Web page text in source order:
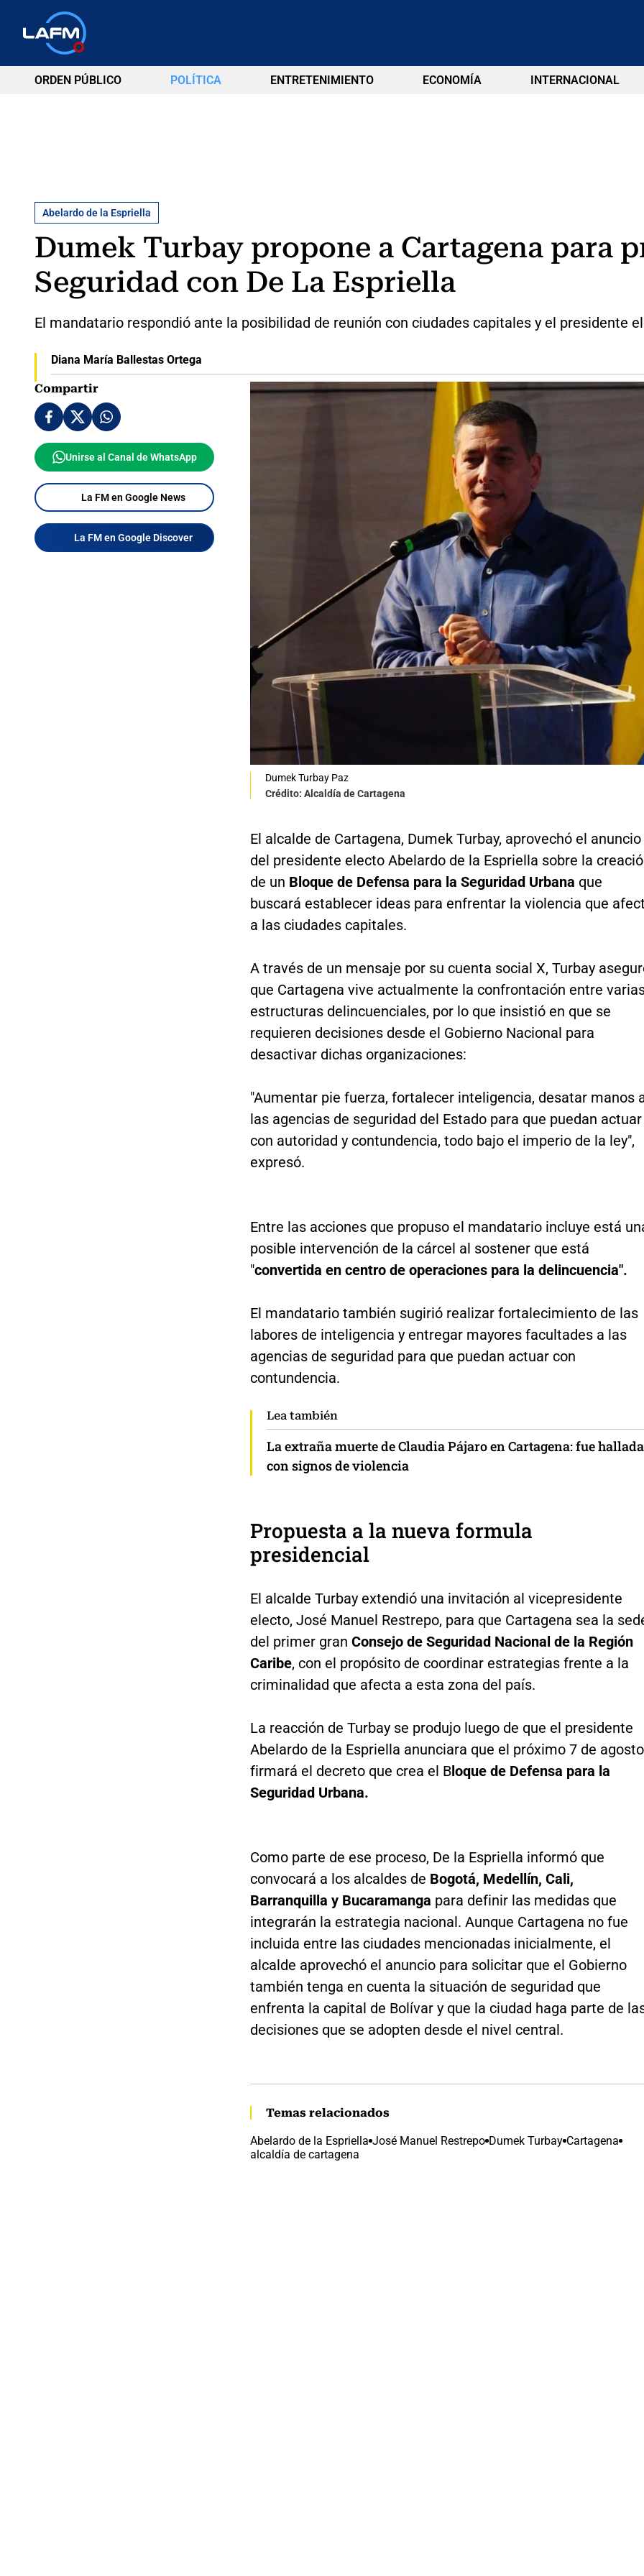
ORDEN PÚBLICO POLÍTICA ENTRETENIMIENTO ECONOMÍA INTERNACIONAL
Abelardo de la Espriella
Dumek Turbay propone a Cartagena para
Seguridad con De La Espriella
El mandatario respondió ante la posibilidad de reunión con ciudades capitales y el presidente
Diana María Ballestas Ortega
Compartir
Unirse al Canal de WhatsApp
La FM en Google News
La FM en Google Discover
Dumek Turbay Paz
Crédito: Alcaldía de Cartagena
El alcalde de Cartagena, Dumek Turbay, aprovechó el anuncio
del presidente electo Abelardo de la Espriella sobre la
de un Bloque de Defensa para la Seguridad Urbana que
buscará establecer ideas para enfrentar la violencia que
a las ciudades capitales.
A través de un mensaje por su cuenta social X, Turbay
que Cartagena vive actualmente la confrontación entre
estructuras delincuenciales, por lo que insistió en que se
requieren decisiones desde el Gobierno Nacional para
desactivar dichas organizaciones:
"Aumentar pie fuerza, fortalecer inteligencia, desatar manos
las agencias de seguridad del Estado para que puedan actuar
con autoridad y contundencia, todo bajo el imperio de la ley",
expresó.
Entre las acciones que propuso el mandatario incluye está
posible intervención de la cárcel al sostener que está
"convertida en centro de operaciones para la delincuencia".
El mandatario también sugirió realizar fortalecimiento de las
labores de inteligencia y entregar mayores facultades a las
agencias de seguridad para que puedan actuar con
contundencia.
Lea también
La extraña muerte de Claudia Pájaro en Cartagena: fue hallada
con signos de violencia
Propuesta a la nueva formula
presidencial
El alcalde Turbay extendió una invitación al vicepresidente
electo, José Manuel Restrepo, para que Cartagena sea la
del primer gran Consejo de Seguridad Nacional de la Región
Caribe, con el propósito de coordinar estrategias frente a la
criminalidad que afecta a esta zona del país.
La reacción de Turbay se produjo luego de que el presidente
Abelardo de la Espriella anunciara que el próximo 7 de agosto
firmará el decreto que crea el Bloque de Defensa para la
Seguridad Urbana.
Como parte de ese proceso, De la Espriella informó que
convocará a los alcaldes de Bogotá, Medellín, Cali,
Barranquilla y Bucaramanga para definir las medidas que
integrarán la estrategia nacional. Aunque Cartagena no fue
incluida entre las ciudades mencionadas inicialmente, el
alcalde aprovechó el anuncio para solicitar que el Gobierno
también tenga en cuenta la situación de seguridad que
enfrenta la capital de Bolívar y que la ciudad haga parte de
decisiones que se adopten desde el nivel central.
Temas relacionados
Abelardo de la Espriella José Manuel Restrepo Dumek Turbay Cartagena
alcaldía de cartagena